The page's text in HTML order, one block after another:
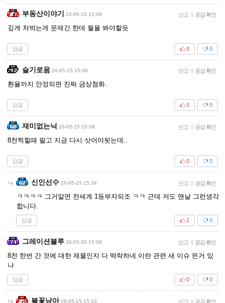
부동산이야기 26-05-15 15:08 신고 | 공감 확인
깊게 처박는게 문제긴 한데 월욜 봐야할듯
답글 0
0
슬기로움 26-05-15 15:08 신고 | 공감 확인
환율까지 안정되면 진짜 금상첨화.
답글 0
0
재미없는닉 26-05-15 15:08 신고 | 공감 확인
8천찍힐때 팔고 지금 다시 삿어야됫는데..
답글 0
0
신인선수 26-05-15 15:34 신고 | 공감 확인
ㅋㅋㅋㅋ 그거알면 전세계 1등부자되조 ㅋㅋ 근데 저도 맨날 그런생각
합니다.
답글 0
2
그레이션블루 26-05-15 15:08 신고 | 공감 확인
8천 한번 간 것에 대한 제물인지 다 떡락하네 이란 관련 새 이슈 뜬거 있
나
답글 0
0
불꽃남아 26-05-15 15:10 신고 | 공감 확인